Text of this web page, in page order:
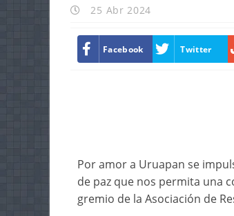
25 Abr 2024
Facebook Twitter
Por amor a Uruapan se
de paz que nos permita una
gremio de la Asociación de